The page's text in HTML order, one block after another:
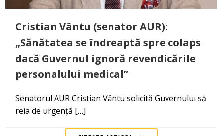
Cristian Vântu (senator AUR):
„Sănătatea se îndreaptă spre colaps
dacă Guvernul ignoră revendicările
personalului medical”
Senatorul AUR Cristian Vântu solicită Guvernului să
reia de urgență […]